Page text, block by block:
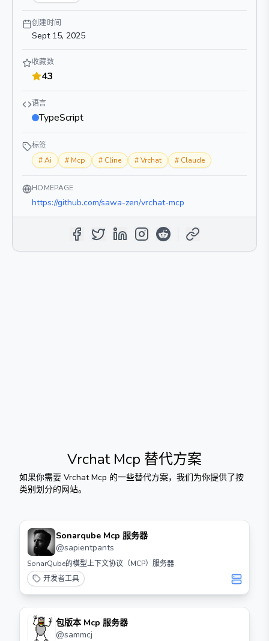
创建时间
Sept 15, 2025
收藏数
43
语言
TypeScript
标签
#Ai # Mcp # Cline #Vrchat # Claude
HOMEPAGE
https://github.com/sawa-zen/vrchat-mcp
Vrchat Mcp 替代方案
如果你需要 Vrchat Mcp 的一些替代方案，我们为你提供了按
类别划分的网站。
Sonarqube Mcp 服务器
@sapientpants
SonarQube的模型上下文协议（MCP）服务器
开发者工具
包版本 Mcp 服务器
@sammcj